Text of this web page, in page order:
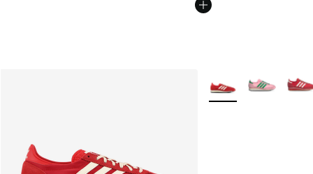
Plus de couleurs